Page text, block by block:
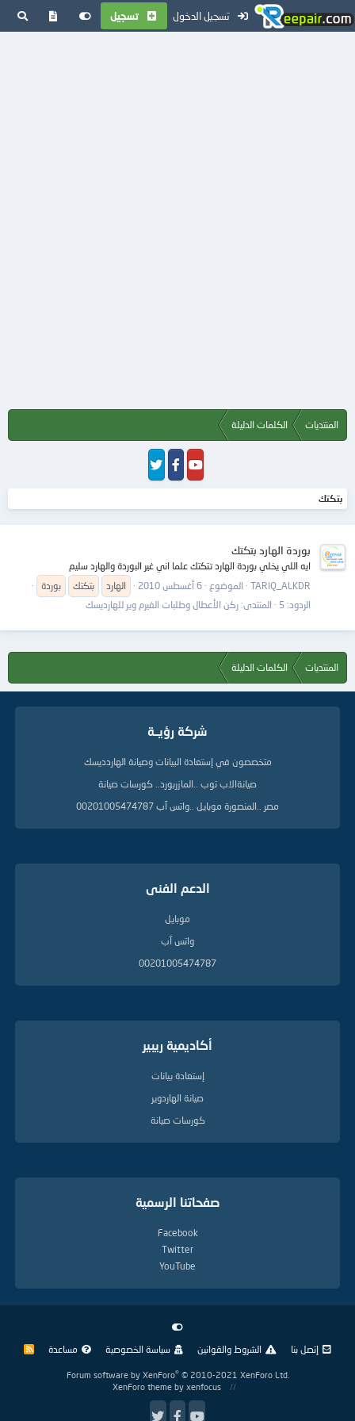
تسجيل الدخول تسجيل
المنتديات الكلمات الدليلة
بتكتك
بوردة الهارد بتكتك
ايه اللي يخلي بوردة الهارد تتكتك علما اني غير البوردة والهارد سليم
TARIQ_ALKDR
الموضوع 6 أغسطس 2010 الهارد بتكتك
بوردة
الردود: 5
المنتدى: ركن الأعطال وطلبات الفيرم وير للهارديسك
المنتديات الكلمات الدليلة
شركة رؤيــة
متخصصون في إستعادة البيانات وصيانة الهاردديسك
صيانةالاب توب ..المازربورد.. كورسات صيانة
مصر ..المنصورة موبايل ..واتس آب 00201005474787
الدعم الفنى
موبايل
واتس آب
00201005474787
أكاديمية ريبير
إستعادة بيانات
صيانة الهاردوير
كورسات صيانة
صفحاتنا الرسمية
Facebook
Twitter
YouTube
إتصل بنا الشروط والقوانين سياسة الخصوصية مساعدة
R
Forum software by XenForo® © 2010-2021 XenForo Ltd.
XenForo theme by xenfocus